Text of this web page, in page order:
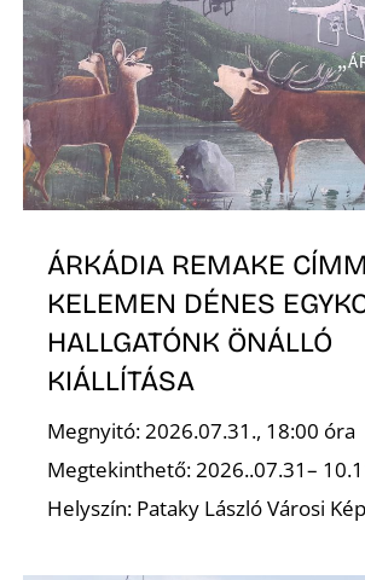
ÁRKÁDIA REMAKE
KELEMEN DÉNES
HALLGATÓNK ÖNÁLLÓ
KIÁLLÍTÁSA
Megnyitó: 2026.07.31., 18:00 óra
Megtekinthető: 2026..07.31–
Helyszín: Pataky László Városi